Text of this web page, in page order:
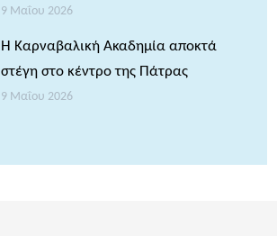
9 Μαΐου 2026
Η Καρναβαλική Ακαδημία αποκτά
στέγη στο κέντρο της Πάτρας
9 Μαΐου 2026